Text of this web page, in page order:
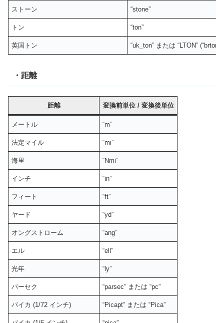
ストーン “stone”
トン “ton”
英国トン “uk_ton” または “LTON” (“brton”)
・距離
距離 変換前単位 / 変換後単位
メートル “m”
法定マイル “mi”
海里 “Nmi”
インチ “in”
フィート “ft”
ヤード “yd”
オングストローム “ang”
エル “ell”
光年 “ly”
パーセク “parsec” または “pc”
パイカ (1/72 インチ) “Picapt” または “Pica”